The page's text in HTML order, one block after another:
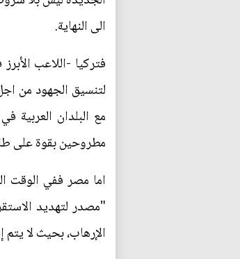
الى النهاية.
فتركيا -اللاعب
لتنسيق الجهود من
مع البلدان
مطروحين بقوة على
اما مصر ففي الوقت
"مصدر لتهديد
الإرهاب، بحيث لا